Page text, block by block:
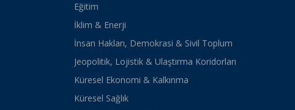
Eğitim
İklim & Enerji
İnsan Hakları, Demokrasi & Sivil Toplum
Jeopolitik, Lojistik & Ulaştırma Koridorları
Küresel Ekonomi & Kalkınma
Küresel Sağlık